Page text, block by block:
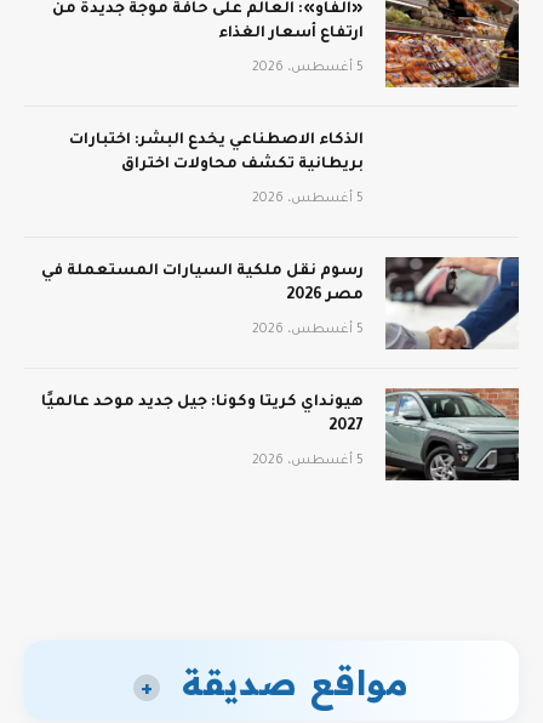
«الفاو»: العالم على حافة موجة جديدة من
ارتفاع أسعار الغذاء
5 أغسطس، 2026
الذكاء الاصطناعي يخدع البشر: اختبارات
بريطانية تكشف محاولات اختراق
5 أغسطس، 2026
رسوم نقل ملكية السيارات المستعملة في
مصر 2026
5 أغسطس، 2026
هيونداي كريتا وكونا: جيل جديد موحد عالميًا
2027
5 أغسطس، 2026
مواقع صديقة +